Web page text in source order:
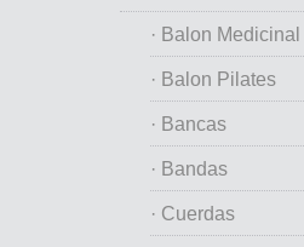
· Balon Medicinal
· Balon Pilates
· Bancas
· Bandas
· Cuerdas